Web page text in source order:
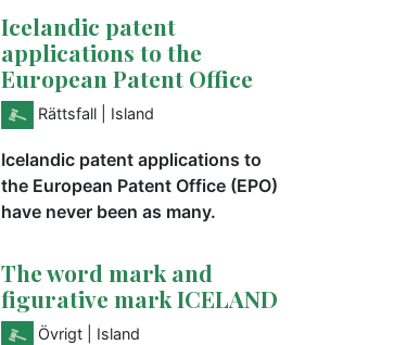
Icelandic patent
applications to the
European Patent Office
Rättsfall | Island
Icelandic patent applications to
the European Patent Office (EPO)
have never been as many.
The word mark and
figurative mark ICELAND
Övrigt | Island